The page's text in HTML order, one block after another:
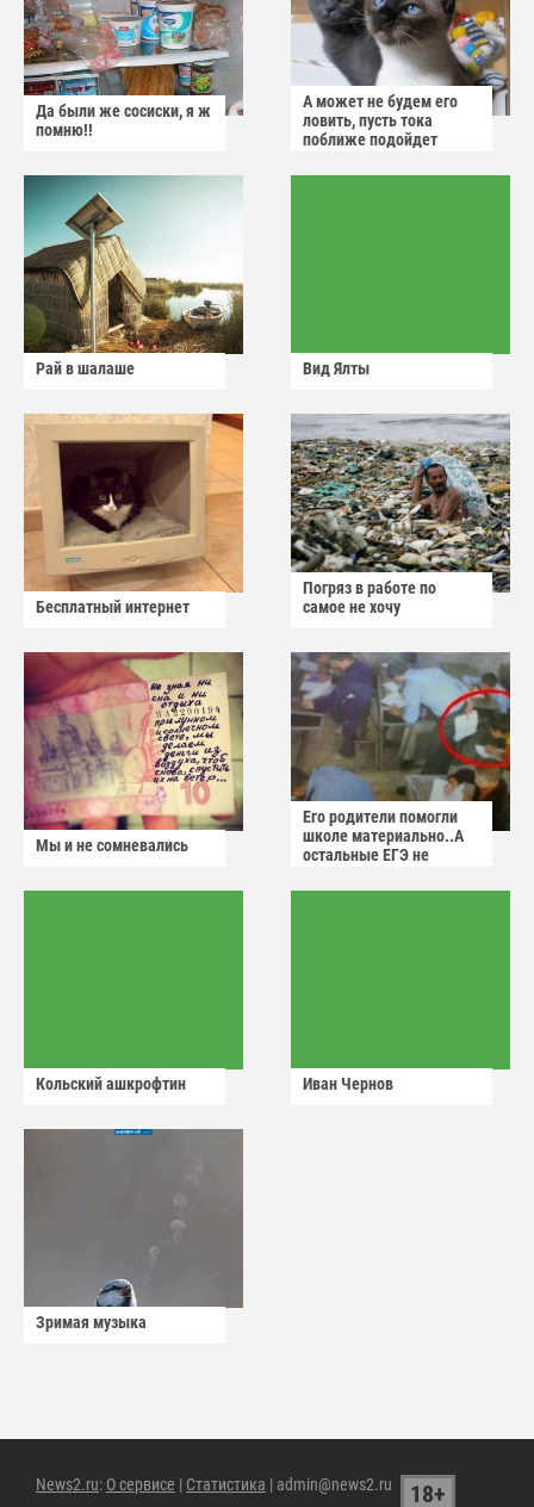
Да были же сосиски, я ж
помню!!
А может не будем его
ловить, пусть тока
поближе подойдет
Рай в шалаше Вид Ялты
Бесплатный интернет
Погряз в работе по
самое не хочу
Мы и не сомневались
Его родители помогли
школе материально..А
остальные ЕГЭ не
Кольский ашкрофтин Иван Чернов
Зримая музыка
News2.ru: О сервисе | Статистика | admin@news2.ru 18+